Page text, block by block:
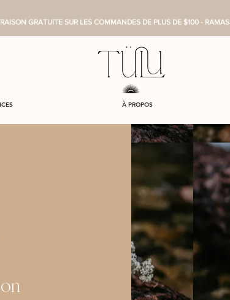
GRATUITE SUR LES COMMANDES DE PLUS DE $100 -
À PROPOS